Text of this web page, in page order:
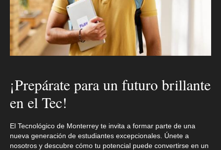
¡Prepárate para un futuro brillante
en el Tec!
El Tecnológico de Monterrey te invita a formar parte de una
nueva generación de estudiantes excepcionales. Únete a
nosotros y descubre cómo tu potencial puede convertirse en un